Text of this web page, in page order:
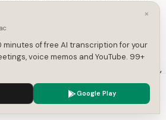
уже есть вот как бы все
да? То
ну раскрывать? Они и так,
будут и тому же боту, да, и
всё раскрытие давать ещё и
но кажется, что слишком как бы
experience.
×
minutes of free AI transcription for your
voice memos and YouTube. 99+
Google Play